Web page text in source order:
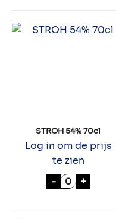
STROH 54% 70cl
Log in om de prijs
te zien
- STROH
+